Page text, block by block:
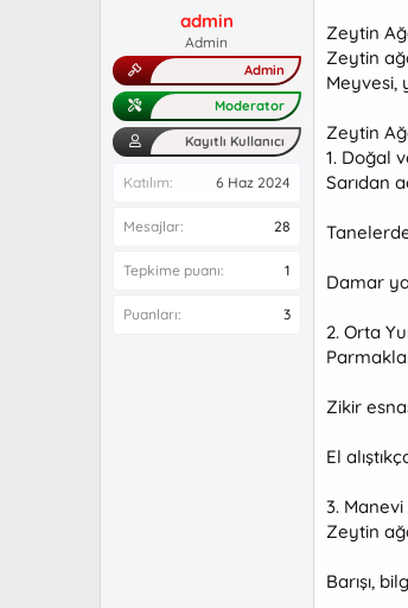
l
a
t
a
n
t
a
i
h
i
admin
Admin
Admin
Moderator
Kayıtlı Kullanıcı
Katılım 6 Haz 2024
Mesajlar 28
Tepkime puanı 1
Puanları 3
Zeytin
Zeytin
Meyvesi,
Zeytin
1. Doğal
Sarıdan
Damar
2. Orta
Zikir
El
3. Manevi
Zeytin
Barışı,